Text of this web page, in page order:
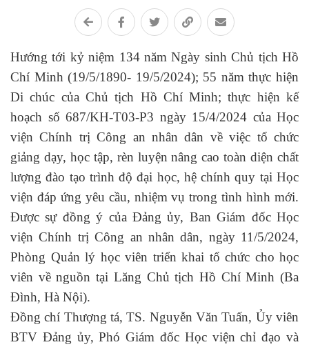
Hướng tới kỷ niệm 134 năm Ngày sinh Chủ tịch Hồ
Chí Minh (19/5/1890- 19/5/2024); 55 năm thực hiện
Di chúc của Chủ tịch Hồ Chí Minh; thực hiện kế
hoạch số 687/KH-T03-P3 ngày 15/4/2024 của Học
viện Chính trị Công an nhân dân về việc tổ chức
giảng dạy, học tập, rèn luyện nâng cao toàn diện chất
lượng đào tạo trình độ đại học, hệ chính quy tại Học
viện đáp ứng yêu cầu, nhiệm vụ trong tình hình mới.
Được sự đồng ý của Đảng ủy, Ban Giám đốc Học
viện Chính trị Công an nhân dân, ngày 11/5/2024,
Phòng Quản lý học viên triển khai tổ chức cho học
viên về nguồn tại Lăng Chủ tịch Hồ Chí Minh (Ba
Đình, Hà Nội).
Đồng chí Thượng tá, TS. Nguyễn Văn Tuấn, Ủy viên
BTV Đảng ủy, Phó Giám đốc Học viện chỉ đạo và